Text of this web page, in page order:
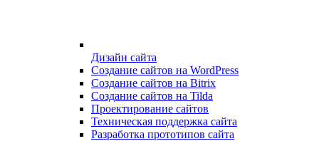
Дизайн сайта
Создание сайтов на WordPress
Создание сайтов на Bitrix
Создание сайтов на Tilda
Проектирование сайтов
Техническая поддержка сайта
Разработка прототипов сайта